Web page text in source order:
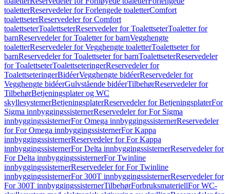
toaletterReservedeler for Forlengede toaletterComfort
toalettseterReservedeler for Comfort
toalettseterToalettseterReservedeler for ToalettseterToaletter for
barnReservedeler for Toaletter for barnVegghengte
toaletterReservedeler for Vegghengte toaletterToalettseter for
barnReservedeler for Toalettseter for barnToalettseterReservedeler
for ToalettseterToalettseteringerReservedeler for
ToalettseteringerBidéerVegghengte bidéerReservedeler for
Vegghengte bidéerGulvstående bidéerTilbehørReservedeler for
TilbehørBetjeningsplater og WC
skyllesystemerBetjeningsplaterReservedeler for BetjeningsplaterFor
Sigma innbyggingssisternerReservedeler for For Sigma
innbyggingssisternerFor Omega innbyggingssisternerReservedeler
for For Omega innbyggingssisternerFor Kappa
innbyggingssisternerReservedeler for For Kappa
innbyggingssisternerFor Delta innbyggingssisternerReservedeler for
For Delta innbyggingssisternerFor Twinline
innbyggingssisternerReservedeler for For Twinline
innbyggingssisternerFor 300T innbyggingssisternerReservedeler for
For 300T innbyggingssisternerTilbehørForbruksmateriellFor WC-